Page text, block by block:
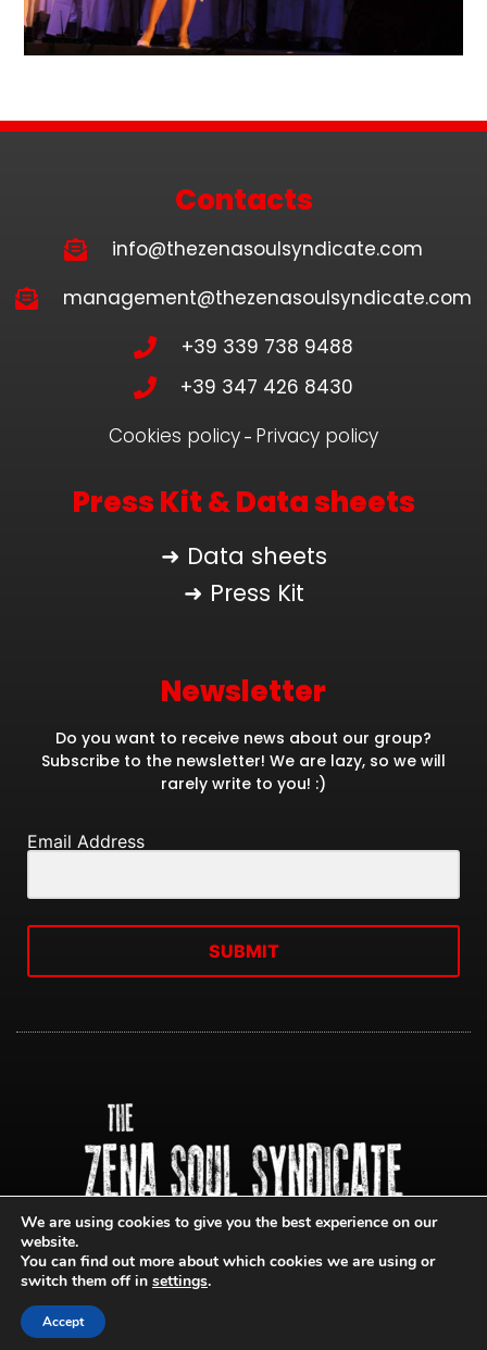
Contacts
info@thezenasoulsyndicate.com
management@thezenasoulsyndicate.com
+39 339 738 9488
+39 347 426 8430
Cookies policy – Privacy policy
Press Kit & Data sheets
➜ Data sheets
➜ Press Kit
Newsletter
Do you want to receive news about our group?
Subscribe to the newsletter! We are lazy, so we will
rarely write to you! :)
Email Address
SUBMIT
We are using cookies to give you the best experience on our
website.
You can find out more about which cookies we are using or
switch them off in settings.
Accept